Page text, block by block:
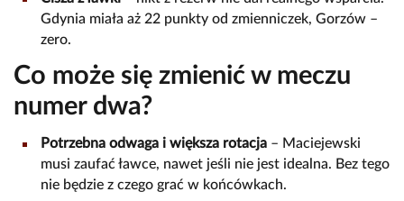
Gdynia miała aż 22 punkty od zmienniczek, Gorzów –
zero.
Co może się zmienić w meczu
numer dwa?
Potrzebna odwaga i większa rotacja – Maciejewski
musi zaufać ławce, nawet jeśli nie jest idealna. Bez tego
nie będzie z czego grać w końcówkach.